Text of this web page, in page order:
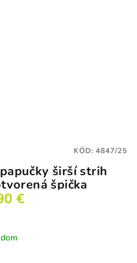
širší strih
špička
€
KÓD:4847/25